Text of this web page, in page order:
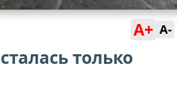
A+ A-
только